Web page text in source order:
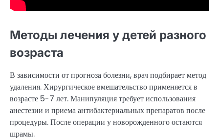
Методы лечения у детей разного
возраста
В зависимости от прогноза болезни, врач подбирает метод
удаления. Хирургическое вмешательство применяется в
возрасте 5-7 лет. Манипуляция требует использования
анестезии и приема антибактериальных препаратов после
процедуры. После операции у новорожденного остаются
шрамы.